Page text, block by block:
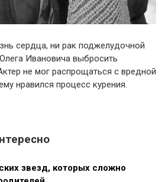
сердца, ни рак поджелудочной
Ивановича выбросить
не мог распрощаться с вредной
нравился процесс курения.
звезд, которых сложно